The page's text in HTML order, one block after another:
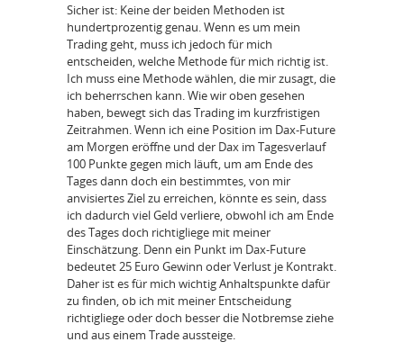
Sicher ist: Keine der beiden Methoden ist
hundertprozentig genau. Wenn es um mein
Trading geht, muss ich jedoch für mich
entscheiden, welche Methode für mich richtig ist.
Ich muss eine Methode wählen, die mir zusagt, die
ich beherrschen kann. Wie wir oben gesehen
haben, bewegt sich das Trading im kurzfristigen
Zeitrahmen. Wenn ich eine Position im Dax-Future
am Morgen eröffne und der Dax im Tagesverlauf
100 Punkte gegen mich läuft, um am Ende des
Tages dann doch ein bestimmtes, von mir
anvisiertes Ziel zu erreichen, könnte es sein, dass
ich dadurch viel Geld verliere, obwohl ich am Ende
des Tages doch richtigliege mit meiner
Einschätzung. Denn ein Punkt im Dax-Future
bedeutet 25 Euro Gewinn oder Verlust je Kontrakt.
Daher ist es für mich wichtig Anhaltspunkte dafür
zu finden, ob ich mit meiner Entscheidung
richtigliege oder doch besser die Notbremse ziehe
und aus einem Trade aussteige.